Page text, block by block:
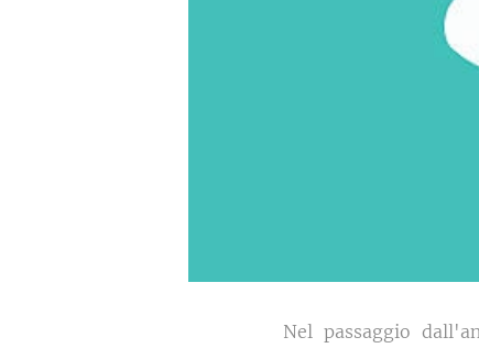
Nel passaggio